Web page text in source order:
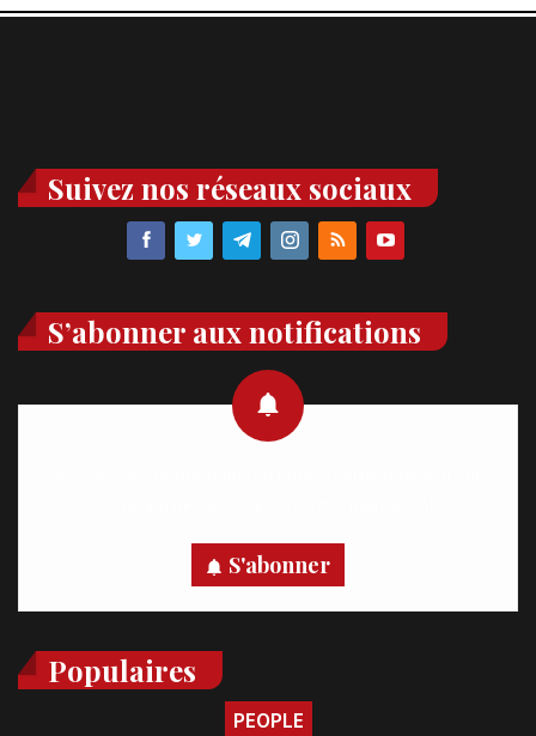
Suivez nos réseaux sociaux
S’abonner aux notifications
S'abonner
Populaires
PEOPLE